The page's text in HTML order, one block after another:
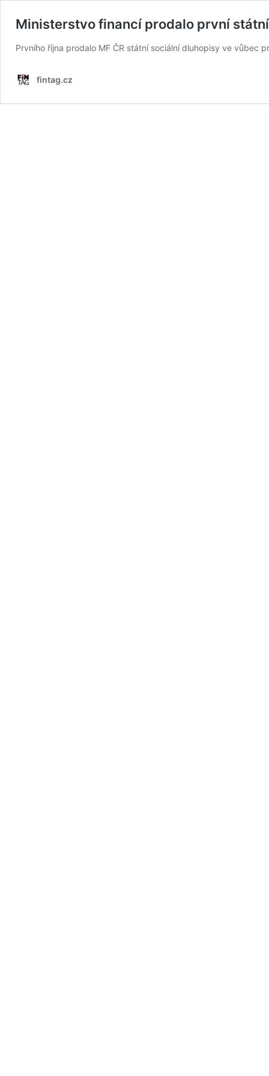
Ministerstvo financí prodalo první
Prvního října prodalo MF ČR státní sociální dluhopisy ve vůbec
fintag.cz